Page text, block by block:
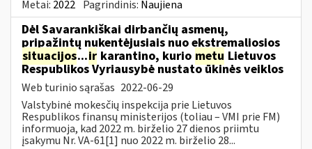
Metai: 2022 Pagrindinis: Naujiena
Dėl Savarankiškai dirbančių asmenų,
pripažintų nukentėjusiais nuo ekstremaliosios
situacijos...ir karantino, kurio metu Lietuvos
Respublikos Vyriausybė nustato ūkinės veiklos
Web turinio sąrašas 2022-06-29
Valstybinė mokesčių inspekcija prie Lietuvos
Respublikos finansų ministerijos (toliau – VMI prie FM)
informuoja, kad 2022 m. birželio 27 dienos priimtu
įsakymu Nr. VA-61[1] nuo 2022 m. birželio 28...